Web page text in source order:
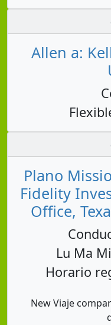
Allen a:
Plano
Fidelity
Office,
Lu Ma
Horario
New Viaje